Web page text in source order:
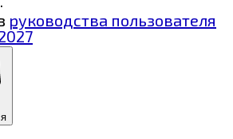
руководства пользователя